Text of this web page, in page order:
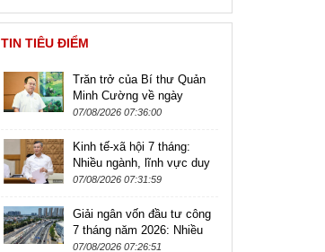
TIN TIÊU ĐIỂM
Trăn trở của Bí thư Quản
Minh Cường về ngày
Quảng Ninh lên thành phố
07/08/2026 07:36:00
Kinh tế-xã hội 7 tháng:
Nhiều ngành, lĩnh vực duy
trì xu hướng tích cực
07/08/2026 07:31:59
Giải ngân vốn đầu tư công
7 tháng năm 2026: Nhiều
bộ ngành, địa phương đạt
07/08/2026 07:26:51